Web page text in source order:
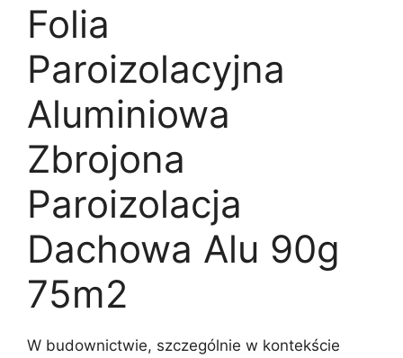
Folia
Paroizolacyjna
Aluminiowa
Zbrojona
Paroizolacja
Dachowa Alu 90g
75m2
W budownictwie, szczególnie w kontekście